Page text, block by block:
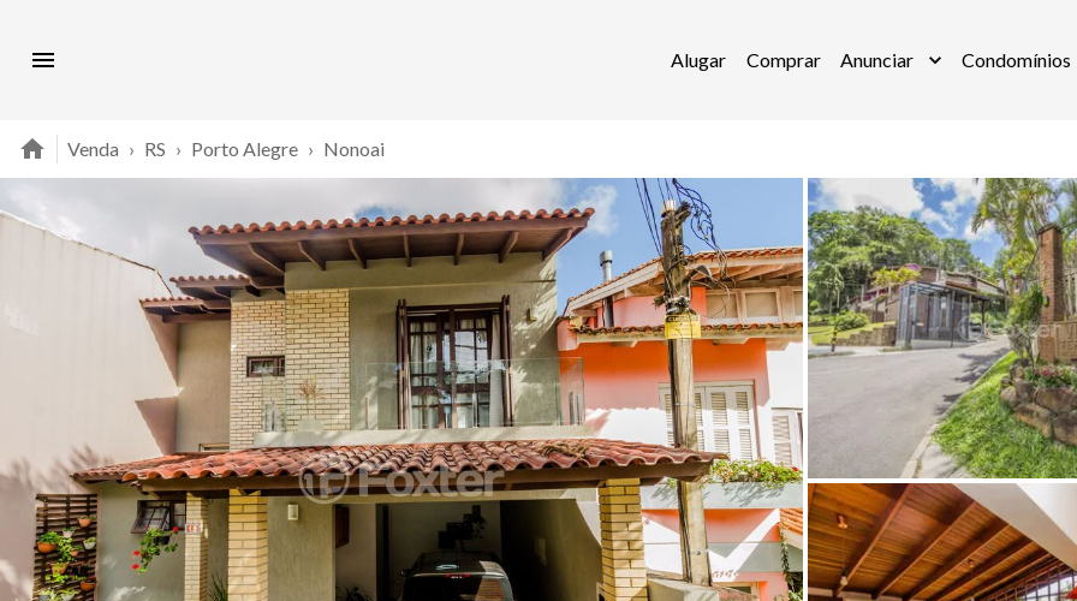
Alugar Comprar Anunciar Condomínios
Venda › RS › Porto Alegre › Nonoai